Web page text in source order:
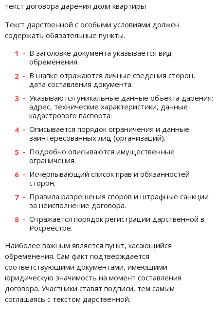
текст договора дарения доли квартиры
Текст дарственной с особыми условиями должен
содержать обязательные пункты.
В заголовке документа указывается вид
обременения.
В шапке отражаются личные сведения сторон,
дата составления документа.
Указываются уникальные данные объекта дарения:
адрес, технические характеристики, данные
кадастрового паспорта.
Описывается порядок ограничения и данные
заинтересованных лиц (организаций).
Подробно описываются имущественные
ограничения.
Исчерпывающий список прав и обязанностей
сторон.
Правила разрешения споров и штрафные санкции
за неисполнение договора.
Отражается порядок регистрации дарственной в
Росреестре.
Наиболее важным является пункт, касающийся
обременения. Сам факт подтверждается
соответствующими документами, имеющими
юридическую значимость на момент составления
договора. Участники ставят подписи, тем самым
соглашаясь с текстом дарственной.